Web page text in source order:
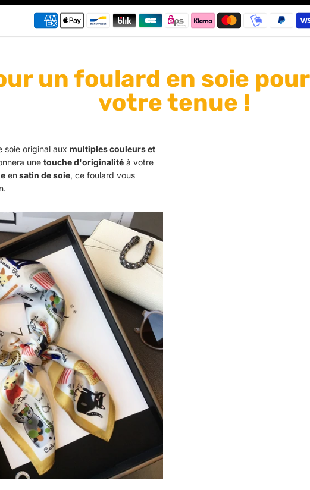
un foulard en soie
votre tenue !
soie original aux multiples couleurs et
une touche d'originalité à votre
ensatin de soie, ce foulard vous